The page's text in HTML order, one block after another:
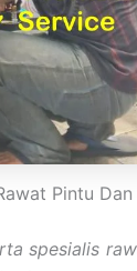
Pintu
spesialis